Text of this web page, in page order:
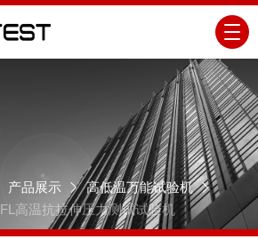
产品展示
高低温万能试验机
FL高温抗拉伸压力测试试验机